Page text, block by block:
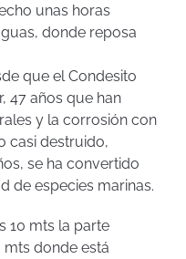
unas horas
donde reposa
que el Condesito
47 años que han
y la corrosión con
casi destruido,
se ha convertido
de especies marinas.
10 mts la parte
donde está